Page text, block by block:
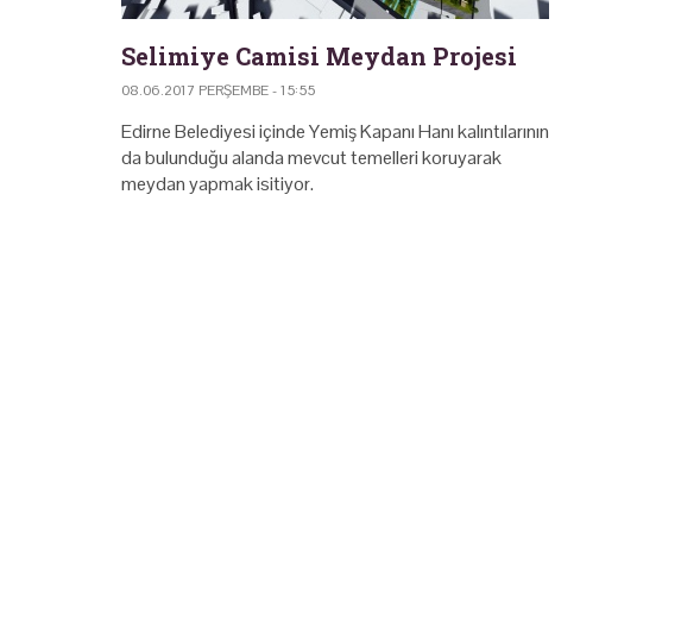
Selimiye Camisi Meydan Projesi
08.06.2017 PERŞEMBE - 15:55
Edirne Belediyesi içinde Yemiş Kapanı Hanı kalıntılarının
da bulunduğu alanda mevcut temelleri koruyarak
meydan yapmak isitiyor.